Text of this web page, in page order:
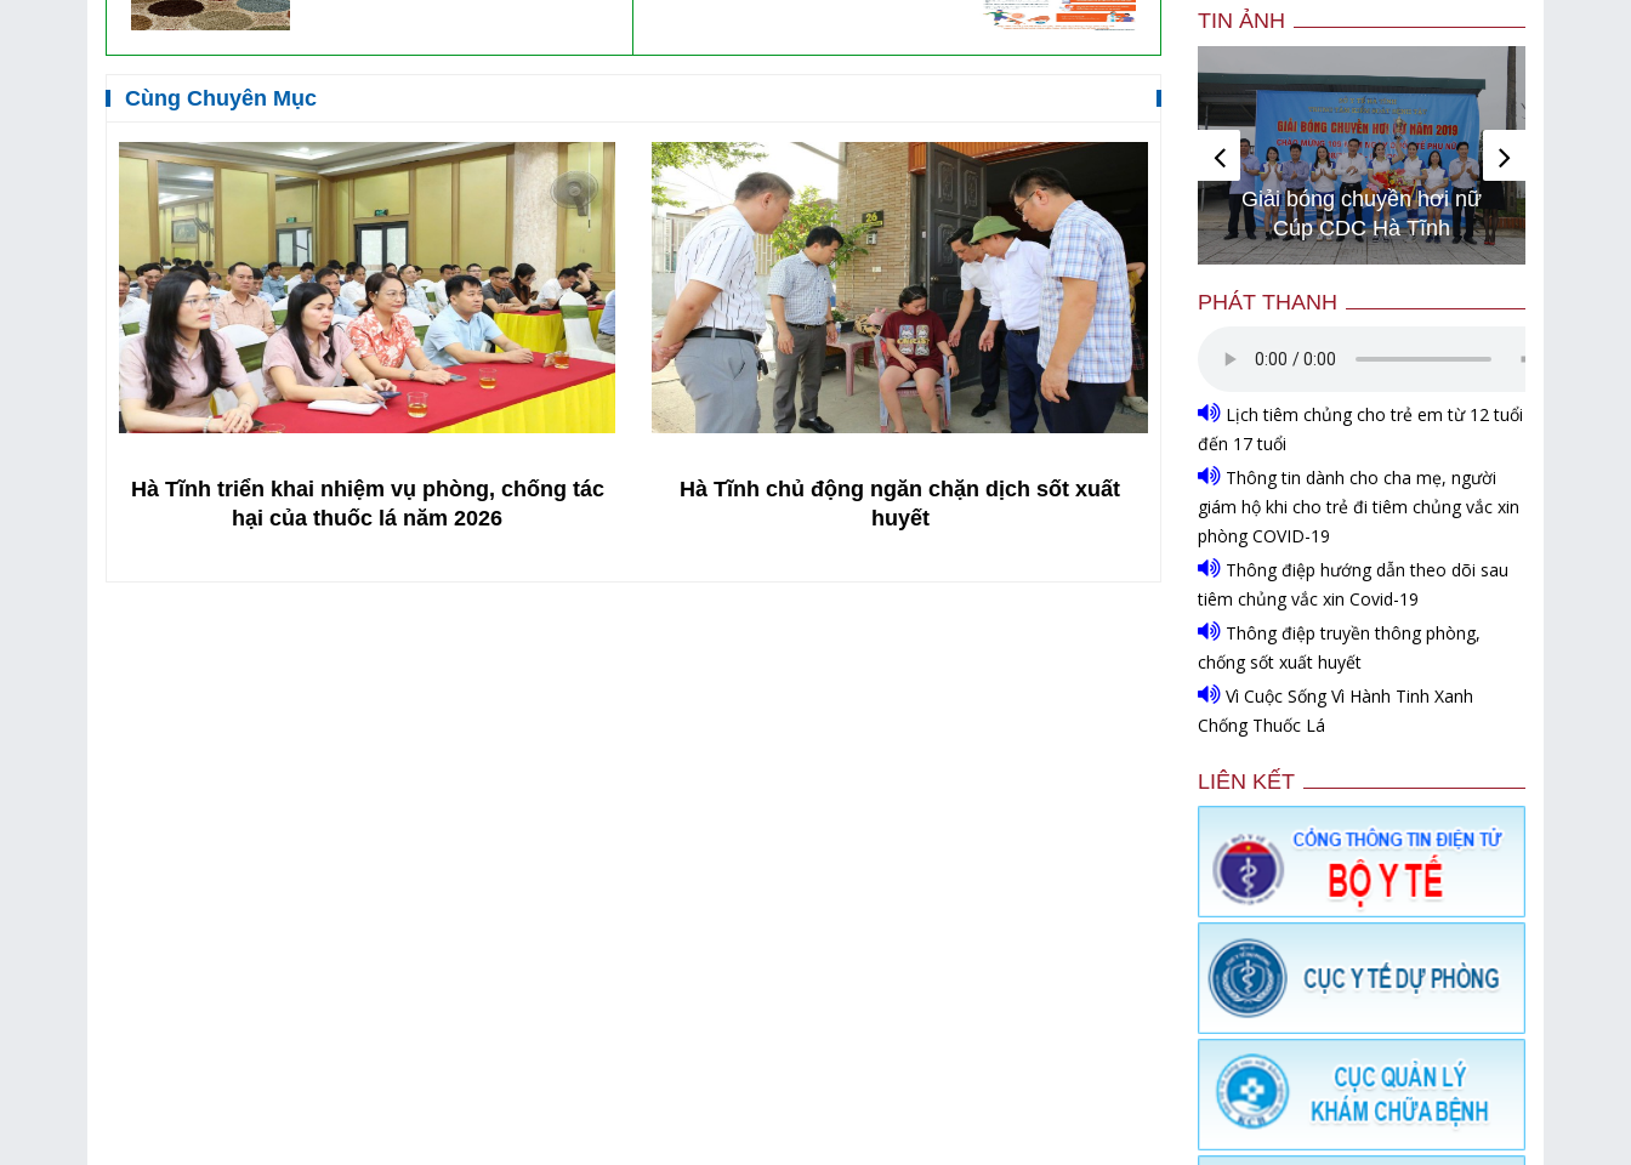
Cùng Chuyên Mục
Hà Tĩnh triển khai nhiệm vụ phòng, chống tác
hại của thuốc lá năm 2026
Hà Tĩnh chủ động ngăn chặn dịch sốt xuất
huyết
Triển khai khám, sàng lọc tăng huyết áp,
tháo đường cho người dân
TIN ẢNH
Hình ảnh những chú chó
gây bão mạng với tài lướt
sóng như “dân chơi”
Hàng nghìn người chạy
thi trong bùn đất để bảo
vệ môi trường ở Israel
Giải bóng chuyền hơi nữ
Cúp CDC Hà Tĩnh
PHÁT THANH
Lịch tiêm chủng cho trẻ em từ 12 tuổi
đến 17 tuổi
Thông tin dành cho cha mẹ, người
giám hộ khi cho trẻ đi tiêm chủng vắc xin
phòng COVID-19
Thông điệp hướng dẫn theo dõi sau
tiêm chủng vắc xin Covid-19
Thông điệp truyền thông phòng,
chống sốt xuất huyết
Vì Cuộc Sống Vì Hành Tinh Xanh
Chống Thuốc Lá
LIÊN KẾT